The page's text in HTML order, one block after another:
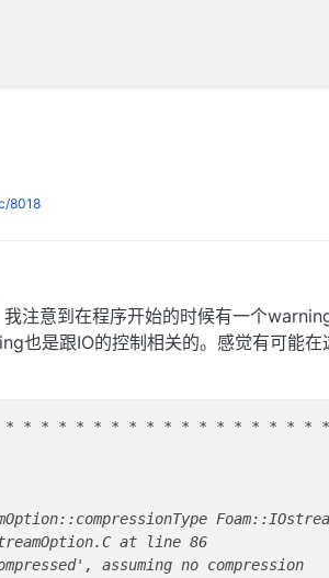
8018
注意到在程序开始的时候有一个
也是跟IO的控制相关的。感觉有可能在
* * * * * * * * * * * * * * * * * *
at line 86
assuming no compression